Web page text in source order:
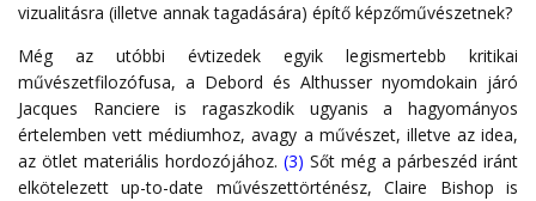
vizualitásra (illetve annak tagadására) építő képzőművészetnek?
Még az utóbbi évtizedek egyik legismertebb kritikai
művészetfilozófusa, a Debord és Althusser nyomdokain járó
Jacques Ranciere is ragaszkodik ugyanis a hagyományos
értelemben vett médiumhoz, avagy a művészet, illetve az idea,
az ötlet materiális hordozójához. (3) Sőt még a párbeszéd iránt
elkötelezett up-to-date művészettörténész, Claire Bishop is